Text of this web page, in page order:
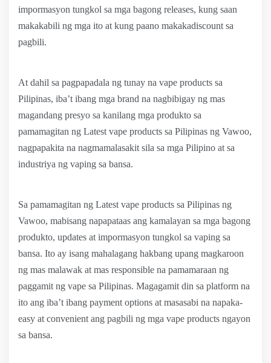
impormasyon tungkol sa mga bagong releases, kung saan
makakabili ng mga ito at kung paano makakadiscount sa
pagbili.
At dahil sa pagpapadala ng tunay na vape products sa
Pilipinas, iba’t ibang mga brand na nagbibigay ng mas
magandang presyo sa kanilang mga produkto sa
pamamagitan ng Latest vape products sa Pilipinas ng Vawoo,
nagpapakita na nagmamalasakit sila sa mga Pilipino at sa
industriya ng vaping sa bansa.
Sa pamamagitan ng Latest vape products sa Pilipinas ng
Vawoo, mabisang napapataas ang kamalayan sa mga bagong
produkto, updates at impormasyon tungkol sa vaping sa
bansa. Ito ay isang mahalagang hakbang upang magkaroon
ng mas malawak at mas responsible na pamamaraan ng
paggamit ng vape sa Pilipinas. Magagamit din sa platform na
ito ang iba’t ibang payment options at masasabi na napaka-
easy at convenient ang pagbili ng mga vape products ngayon
sa bansa.